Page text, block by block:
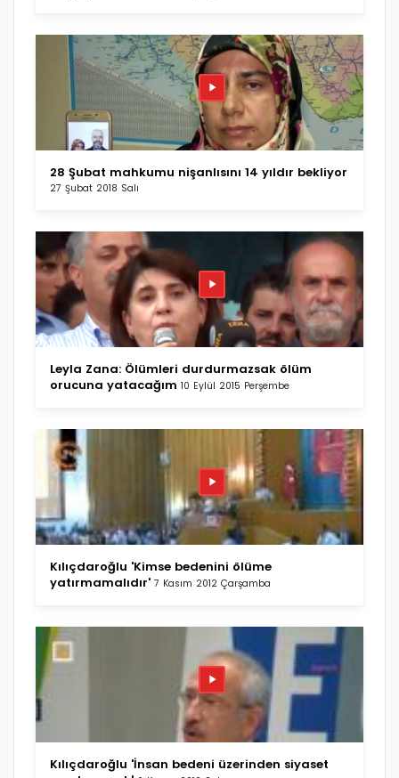
28 Şubat mahkumu nişanlısını 14 yıldır bekliyor
27 Şubat 2018 Salı
Leyla Zana: Ölümleri durdurmazsak ölüm
orucuna yatacağım 10 Eylül 2015 Perşembe
Kılıçdaroğlu 'Kimse bedenini ölüme
yatırmamalıdır' 7 Kasım 2012 Çarşamba
Kılıçdaroğlu 'İnsan bedeni üzerinden siyaset